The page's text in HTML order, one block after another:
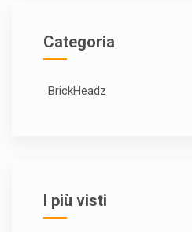
Categoria
BrickHeadz
I più visti